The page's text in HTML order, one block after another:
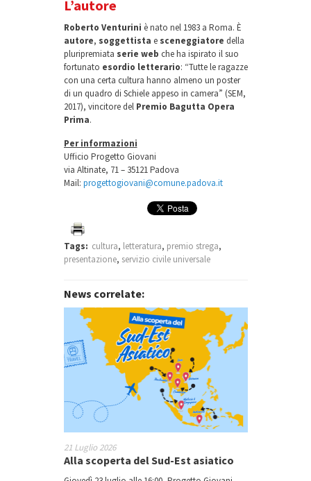
L’autore
Roberto Venturini è nato nel 1983 a Roma. È
autore, soggettista e sceneggiatore della
pluripremiata serie web che ha ispirato il suo
fortunato esordio letterario: “Tutte le ragazze
con una certa cultura hanno almeno un poster
di un quadro di Schiele appeso in camera” (SEM,
2017), vincitore del Premio Bagutta Opera
Prima.
Per informazioni
Ufficio Progetto Giovani
via Altinate, 71 – 35121 Padova
Mail: progettogiovani@comune.padova.it
Tags: cultura, letteratura, premio strega,
presentazione, servizio civile universale
News correlate:
21 Luglio 2026
Alla scoperta del Sud-Est asiatico